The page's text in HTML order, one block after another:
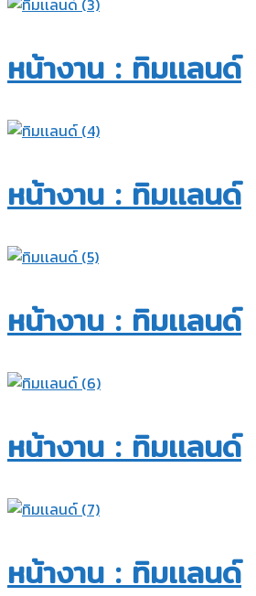
หน้างาน : ทิมเเลนด์
หน้างาน : ทิมเเลนด์
หน้างาน : ทิมเเลนด์
หน้างาน : ทิมเเลนด์
หน้างาน : ทิมเเลนด์